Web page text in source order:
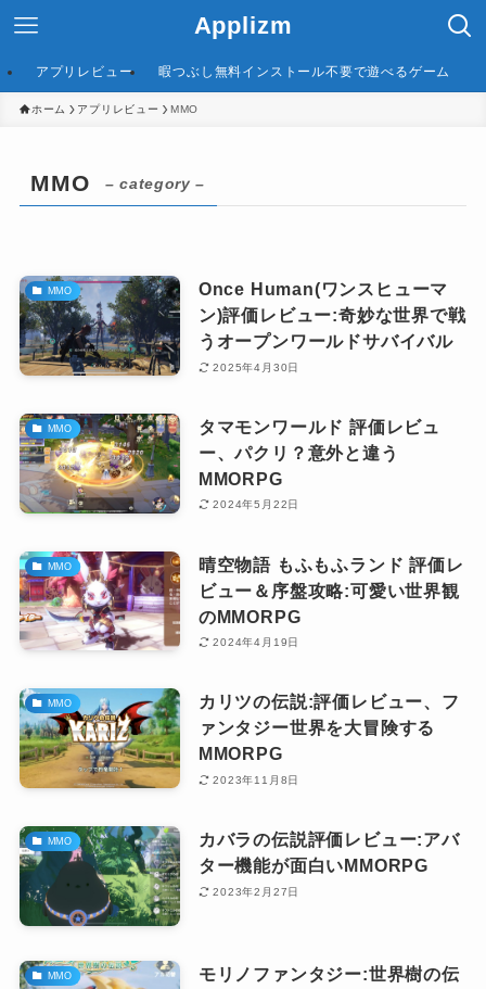
Applizm
アプリレビュー 暇つぶし無料インストール不要で遊べるゲーム
ホーム アプリレビュー MMO
MMO – category –
MMO
Once Human(ワンスヒューマ
ン)評価レビュー:奇妙な世界で戦
うオープンワールドサバイバル
2025年4月30日
MMO
タマモンワールド 評価レビュ
ー、パクリ？意外と違う
MMORPG
2024年5月22日
MMO
晴空物語 もふもふランド 評価レ
ビュー＆序盤攻略:可愛い世界観
のMMORPG
2024年4月19日
MMO
カリツの伝説:評価レビュー、フ
ァンタジー世界を大冒険する
MMORPG
2023年11月8日
MMO
カバラの伝説評価レビュー:アバ
ター機能が面白いMMORPG
2023年2月27日
MMO
モリノファンタジー:世界樹の伝